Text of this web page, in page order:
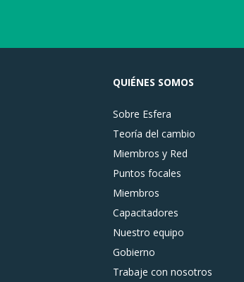
QUIÉNES SOMOS
Sobre Esfera
Teoría del cambio
Miembros y Red
Puntos focales
Miembros
Capacitadores
Nuestro equipo
Gobierno
Trabaje con nosotros